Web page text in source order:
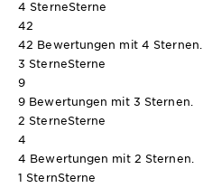
4 SterneSterne
42
42 Bewertungen mit 4 Sternen.
3 SterneSterne
9
9 Bewertungen mit 3 Sternen.
2 SterneSterne
4
4 Bewertungen mit 2 Sternen.
1 SternSterne